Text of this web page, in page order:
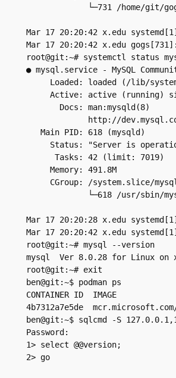
└─731 /home/git/
Mar 17 20:20:42 x.edu
Mar 17 20:20:42 x.edu
root@git:~# systemctl status
● mysql.service - MySQL
Loaded: loaded (/lib/
Active: active (running)
       Docs: man:mysqld(8)
http://
   Main PID: 618 (mysqld)
Status: "Server is
      Tasks: 42 (limit: 7019)
     Memory: 491.8M
CGroup: /system.slice/
└─618 /usr/sbin/
Mar 17 20:20:28 x.edu
Mar 17 20:20:42 x.edu
root@git:~# mysql --version
mysql  Ver 8.0.28 for Linux on
root@git:~# exit
ben@git:~$ podman ps
CONTAINER ID  IMAGE
4b7312a7e5de
ben@git:~$ sqlcmd -S
Password:
1> select @@version;
2> go